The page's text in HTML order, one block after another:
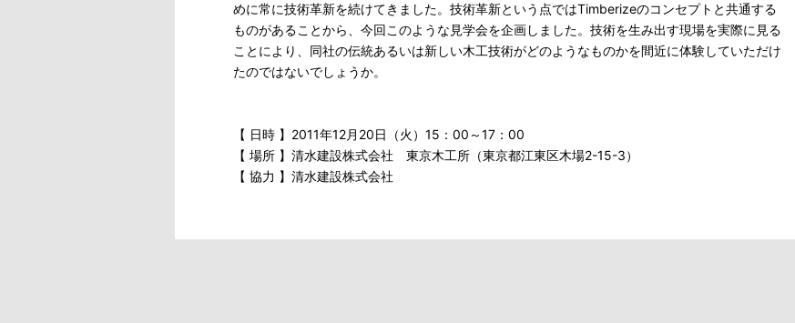
めに常に技術革新を続けてきました。技術革新という点ではTimberizeのコンセプトと共通する
ものがあることから、今回このような見学会を企画しました。技術を生み出す現場を実際に見る
ことにより、同社の伝統あるいは新しい木工技術がどのようなものかを間近に体験していただけ
たのではないでしょうか。
【 日時 】2011年12月20日（火）15：00～17：00
【 場所 】清水建設株式会社 東京木工所（東京都江東区木場2-15-3）
【 協力 】清水建設株式会社